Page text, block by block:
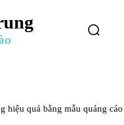
hiệu quả bằng mẫu quảng